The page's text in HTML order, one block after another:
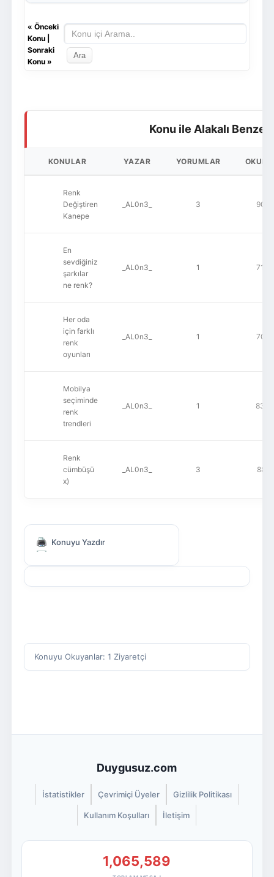
« Önceki
Konu|
Sonraki
Konu»
Konu ile Alakalı Benzer
KONULAR YAZAR YORUMLAR
Renk
Değiştiren
Kanepe
_AL0n3_ 3 905
En
sevdiğiniz
şarkılar
ne renk?
_AL0n3_ 1 710
Her oda
için farklı
renk
oyunları
_AL0n3_ 1 705
Mobilya
seçiminde
renk
trendleri
_AL0n3_ 1 833
Renk
cümbüşü
x)
_AL0n3_ 3 881
Konuyu Yazdır
Konuyu Okuyanlar: 1 Ziyaretçi
Duygusuz.com
İstatistikler Çevrimiçi Üyeler Gizlilik Politikası
Kullanım Koşulları İletişim
1,065,589